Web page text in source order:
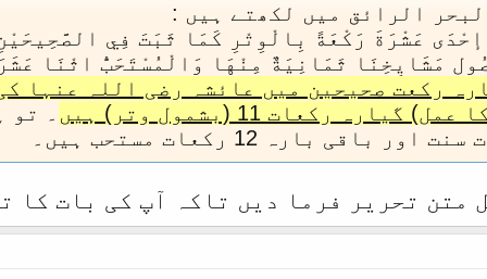
الرائق میں لکھتے ہیں :
عَشْرَةَ رَكْعَةً بِالْوِتْرِ كَمَا ثَبَتَ فِي
مَشَايِخِنَا ثَمَانِيَةٌ مِنْهَا وَالْمُسْتَحَبُّ اثْنَا
رکعت صحیحین میں عائشہ رضی اللہ عنہا
رکعات 11 (بشمول وتر) ہیں
۔ تو
متن تحریر فرما دیں تاکہ آپ کی بات کا